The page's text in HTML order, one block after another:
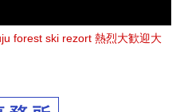
forest ski rezort 熱烈大歓迎大